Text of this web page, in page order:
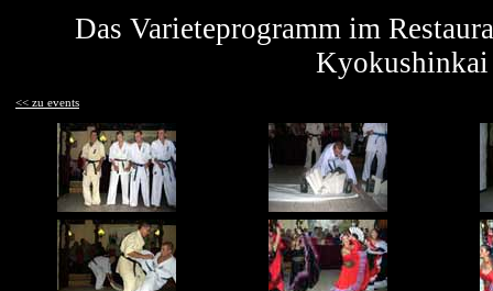
Das Varieteprogramm im
Kyokushinkai
<< zu events